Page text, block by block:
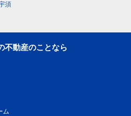
須
不動産のことなら
ム